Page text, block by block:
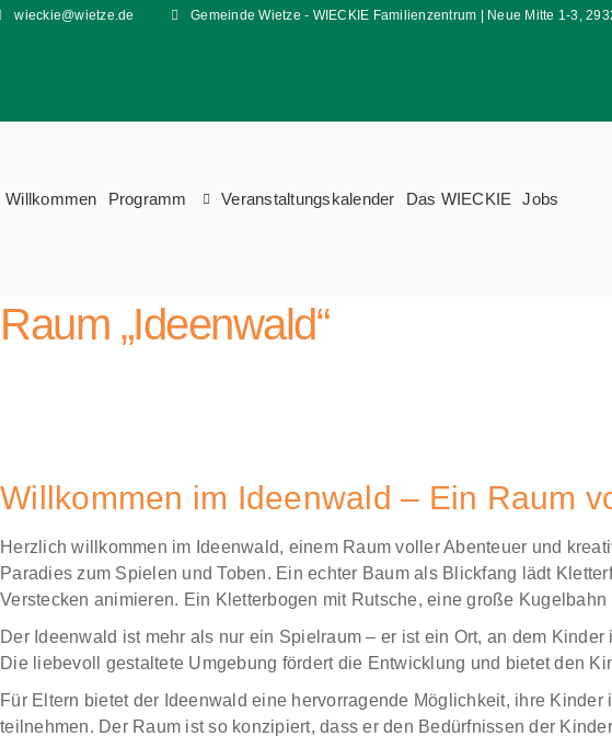
wieckie@wietze.de Gemeinde Wietze - WIECKIE Familienzentrum | Neue Mitte 1-3,
Willkommen Programm Veranstaltungskalender Das WIECKIE Jobs
Raum „Ideenwald“
Willkommen im Ideenwald – Ein Raum
Herzlich willkommen im Ideenwald, einem Raum voller Abenteuer und
Paradies zum Spielen und Toben. Ein echter Baum als Blickfang lädt
Verstecken animieren. Ein Kletterbogen mit Rutsche, eine große
Der Ideenwald ist mehr als nur ein Spielraum – er ist ein Ort, an dem
Die liebevoll gestaltete Umgebung fördert die Entwicklung und bietet den
Für Eltern bietet der Ideenwald eine hervorragende Möglichkeit, ihre
teilnehmen. Der Raum ist so konzipiert, dass er den Bedürfnissen der